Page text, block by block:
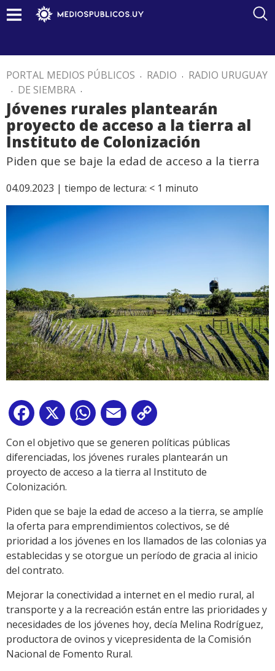
PORTAL MEDIOS PÚBLICOS . RADIO . RADIO URUGUAY
. DE SIEMBRA .
Jóvenes rurales plantearán
proyecto de acceso a la tierra al
Instituto de Colonización
Piden que se baje la edad de acceso a la tierra
04.09.2023 | tiempo de lectura: < 1 minuto
Facebook
X WhatsApp
Email
Link
Con el objetivo que se generen políticas públicas
diferenciadas, los jóvenes rurales plantearán un
proyecto de acceso a la tierra al Instituto de
Colonización.
Piden que se baje la edad de acceso a la tierra, se amplíe
la oferta para emprendimientos colectivos, se dé
prioridad a los jóvenes en los llamados de las colonias ya
establecidas y se otorgue un período de gracia al inicio
del contrato.
Mejorar la conectividad a internet en el medio rural, al
transporte y a la recreación están entre las prioridades y
necesidades de los jóvenes hoy, decía Melina Rodríguez,
productora de ovinos y vicepresidenta de la Comisión
Nacional de Fomento Rural.